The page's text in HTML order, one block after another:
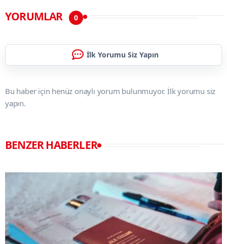
YORUMLAR 0
İlk Yorumu Siz Yapın
Bu haber için henüz onaylı yorum bulunmuyor. İlk yorumu siz
yapın.
BENZER HABERLER